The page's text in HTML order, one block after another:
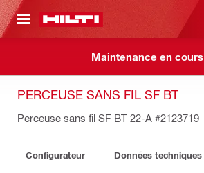
CONTENT
Maintenance en cours
PERCEUSE SANS FIL SF BT
Perceuse sans fil SF BT 22-A #2123719
Configurateur Données techniques